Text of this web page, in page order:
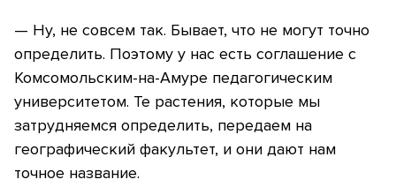
— Ну, не совсем так. Бывает, что не могут точно
определить. Поэтому у нас есть соглашение с
Комсомольским-на-Амуре педагогическим
университетом. Те растения, которые мы
затрудняемся определить, передаем на
географический факультет, и они дают нам
точное название.